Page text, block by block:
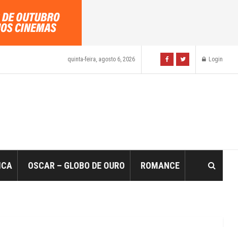
quinta-feira, agosto 6, 2026 Login
OSCAR – GLOBO DE OURO ROMANCE